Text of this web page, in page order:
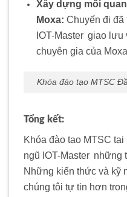
Xây dựng mối
Moxa: Chuyến đi đã
IOT-Master. giao lưu
chuyên gia của
Khóa đào tạo MTSC
Tổng kết:
Khóa đào tạo MTSC
ngũ IOT-Master. những
Những kiến thức và kỹ
chúng tôi tự tin hơn